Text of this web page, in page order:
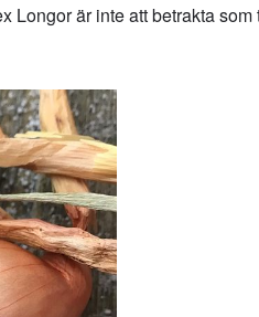
Longor är inte att betrakta som